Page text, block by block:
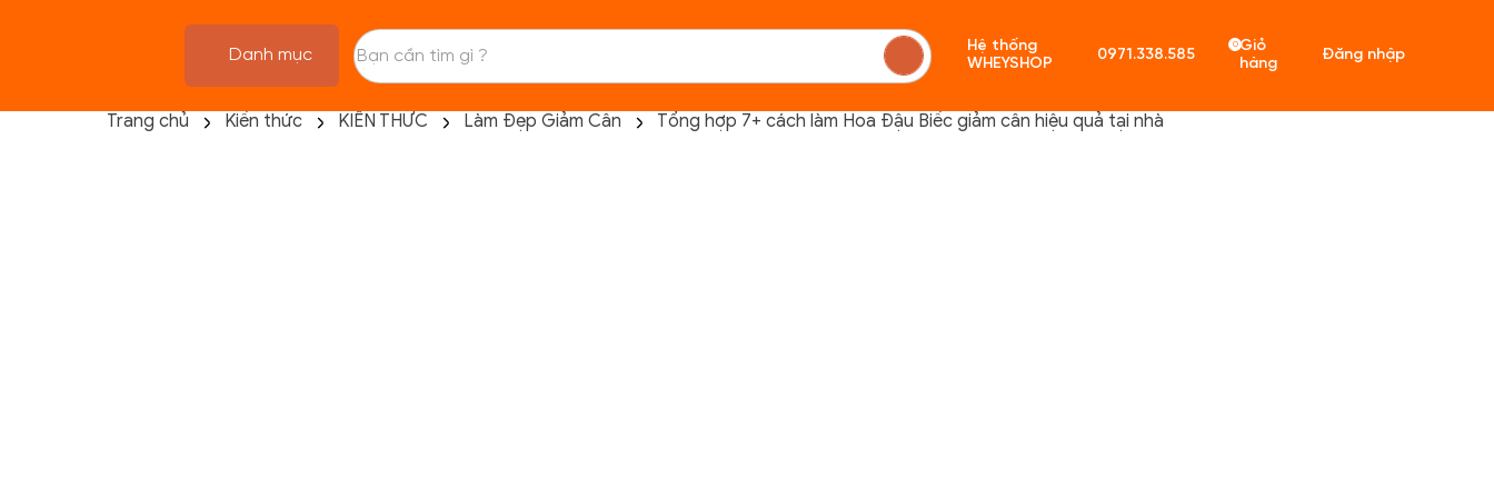
Danh mục
Hệ thống
WHEYSHOP
0971.338.585
0Giỏ
hàng
Đăng nhập
Trang chủ Kiến thức KIẾN THỨC Làm Đẹp Giảm Cân Tổng hợp 7+ cách làm Hoa Đậu Biếc giảm cân hiệu quả tại nhà